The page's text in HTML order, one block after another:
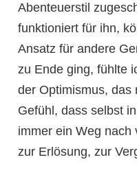
Abenteuerstil
funktioniert für ihn,
Ansatz für andere
zu Ende ging, fühlte
der Optimismus, das
Gefühl, dass selbst
immer ein Weg nach
zur Erlösung, zur